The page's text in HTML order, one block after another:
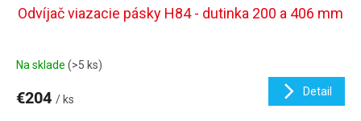
Odvíjač viazacie pásky H84 - dutinka 200 a 406 mm
Na sklade (>5 ks)
€204 / ks
Detail